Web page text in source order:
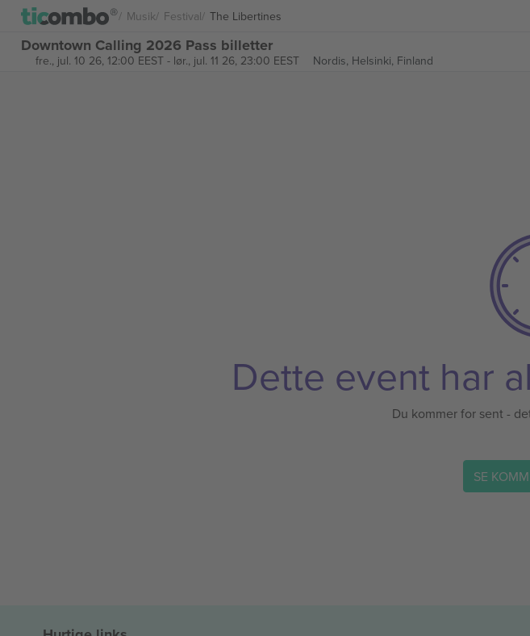
Musik Festival The Libertines
Downtown Calling 2026 Pass billetter
fre., jul. 10 26, 12:00 EEST- lør., jul. 11 26, 23:00 EEST Nordis, Helsinki, Finland
Dette event har
Du kommer for sent -
SE